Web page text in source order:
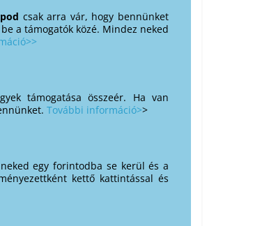
csak arra vár, hogy bennünket
a támogatók közé. Mindez neked
támogatása összeér. Ha van
További információ>>
egy forintodba se kerül és a
kettő kattintással és